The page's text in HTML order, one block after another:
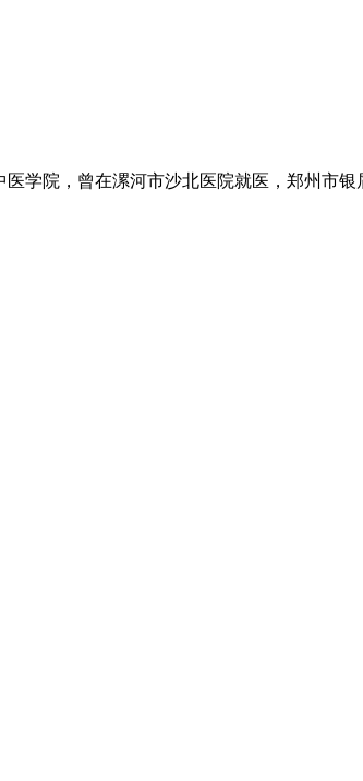
学院，曾在漯河市沙北医院就医，郑州市银